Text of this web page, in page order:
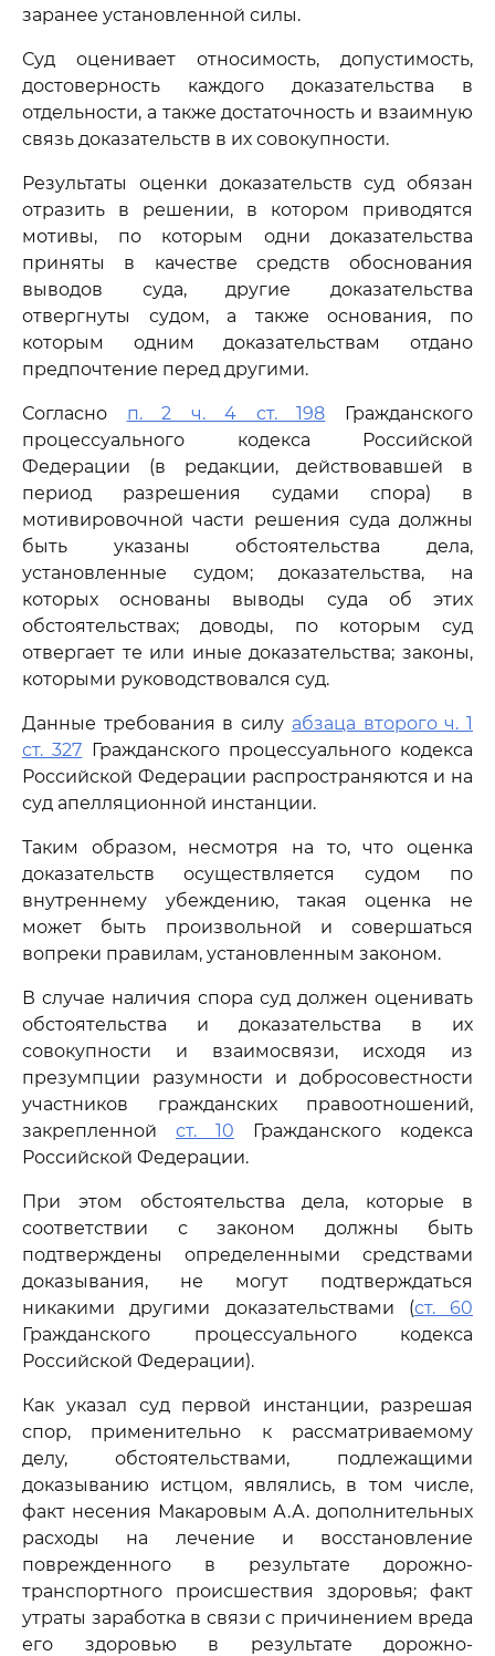
заранее установленной силы.
Суд оценивает относимость, допустимость,
достоверность каждого доказательства в
отдельности, а также достаточность и взаимную
связь доказательств в их совокупности.
Результаты оценки доказательств суд обязан
отразить в решении, в котором приводятся
мотивы, по которым одни доказательства
приняты в качестве средств обоснования
выводов суда, другие доказательства
отвергнуты судом, а также основания, по
которым одним доказательствам отдано
предпочтение перед другими.
Согласно п. 2 ч. 4 ст. 198 Гражданского
процессуального кодекса Российской
Федерации (в редакции, действовавшей в
период разрешения судами спора) в
мотивировочной части решения суда должны
быть указаны обстоятельства дела,
установленные судом; доказательства, на
которых основаны выводы суда об этих
обстоятельствах; доводы, по которым суд
отвергает те или иные доказательства; законы,
которыми руководствовался суд.
Данные требования в силу абзаца второго ч. 1
ст. 327 Гражданского процессуального кодекса
Российской Федерации распространяются и на
суд апелляционной инстанции.
Таким образом, несмотря на то, что оценка
доказательств осуществляется судом по
внутреннему убеждению, такая оценка не
может быть произвольной и совершаться
вопреки правилам, установленным законом.
В случае наличия спора суд должен оценивать
обстоятельства и доказательства в их
совокупности и взаимосвязи, исходя из
презумпции разумности и добросовестности
участников гражданских правоотношений,
закрепленной ст. 10 Гражданского кодекса
Российской Федерации.
При этом обстоятельства дела, которые в
соответствии с законом должны быть
подтверждены определенными средствами
доказывания, не могут подтверждаться
никакими другими доказательствами (ст. 60
Гражданского процессуального кодекса
Российской Федерации).
Как указал суд первой инстанции, разрешая
спор, применительно к рассматриваемому
делу, обстоятельствами, подлежащими
доказыванию истцом, являлись, в том числе,
факт несения Макаровым А.А. дополнительных
расходы на лечение и восстановление
поврежденного в результате дорожно-
транспортного происшествия здоровья; факт
утраты заработка в связи с причинением вреда
его здоровью в результате дорожно-